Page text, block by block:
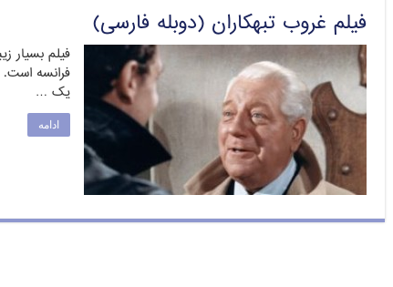
فیلم غروب تبهکاران (دوبله فارسی)
فرانسه
یک …
ادامه